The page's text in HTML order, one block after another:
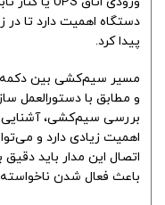
دستگاه اهمیت دارد تا
پیدا کرد.
و مطابق با دستورالعمل
بررسی سیم‌کشی، آشنایی
اهمیت زیادی دارد و
اتصال این مدار باید
باعث فعال شدن ناخواسته